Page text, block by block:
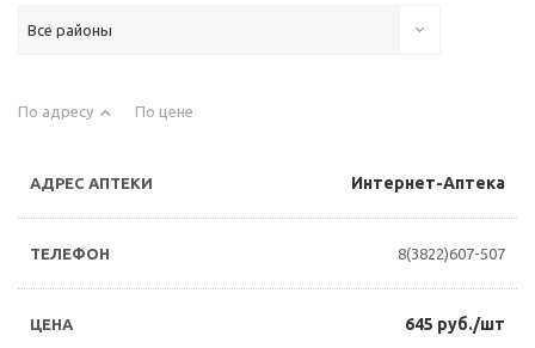
Все районы
По адресу По цене
Интернет-Аптека
8(3822)607-507
645 руб./шт